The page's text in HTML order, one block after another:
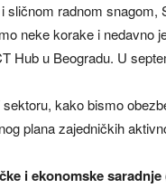
radnom snagom,
neke korake i nedavno
Hub u Beogradu. U
kako bismo
plana zajedničkih
i ekonomske